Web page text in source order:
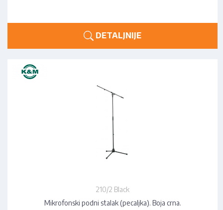
DETALJNIJE
210/2 Black
Mikrofonski podni stalak (pecaljka). Boja crna.